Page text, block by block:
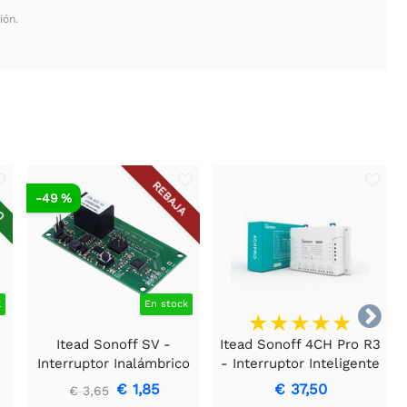

REBAJA
En stock
-49 %
Itead Sonoff SV -
Interruptor Inalámbrico
WiFi de Voltaje Seguro
€ 3,65 € 1,85
Itead Sonoff 4CH Pro R3
- Interruptor Inteligente
Inalámbrico RF/WiFi
€ 37,50